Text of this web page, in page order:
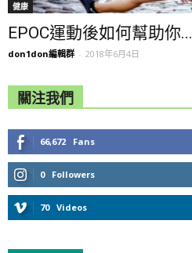
健康
EPOC運動後如何幫助你...
don1don編輯群 - 2018年6月4日
關注我們
66,672 Fans
0 Followers
70 Videos